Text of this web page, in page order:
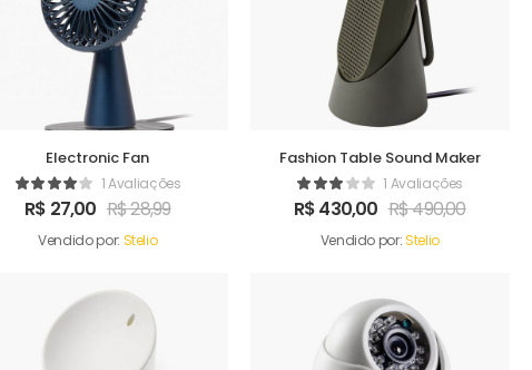
Electronic Fan
1 Avaliações
R$ 27,00 R$28,99
Vendido por: Stelio
Fashion Table Sound Maker
1 Avaliações
R$430,00 R$490,00
Vendido por:Stelio